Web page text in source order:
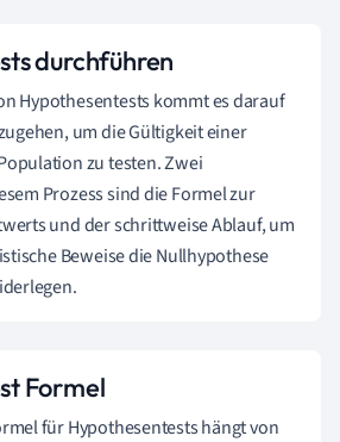
durchführen
Hypothesentests kommt es darauf
um die Gültigkeit einer
zu testen. Zwei
Prozess sind die Formel zur
und der schrittweise Ablauf, um
Beweise die Nullhypothese
Formel
für Hypothesentests hängt von